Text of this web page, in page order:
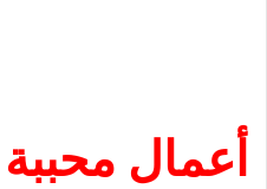
أعمال